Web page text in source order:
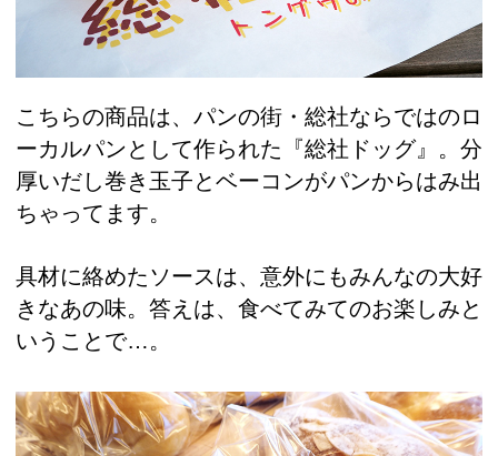
こちらの商品は、パンの街・総社ならではのロ
ーカルパンとして作られた『総社ドッグ』。分
厚いだし巻き玉子とベーコンがパンからはみ出
ちゃってます。
具材に絡めたソースは、意外にもみんなの大好
きなあの味。答えは、食べてみてのお楽しみと
いうことで…。